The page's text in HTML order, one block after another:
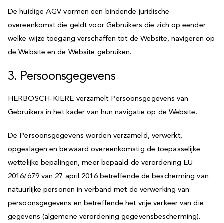
De huidige AGV vormen een bindende juridische
overeenkomst die geldt voor Gebruikers die zich op eender
welke wijze toegang verschaffen tot de Website, navigeren op
de Website en de Website gebruiken.
3. Persoonsgegevens
HERBOSCH-KIERE verzamelt Persoonsgegevens van
Gebruikers in het kader van hun navigatie op de Website.
De Persoonsgegevens worden verzameld, verwerkt,
opgeslagen en bewaard overeenkomstig de toepasselijke
wettelijke bepalingen, meer bepaald de verordening EU
2016/679 van 27 april 2016 betreffende de bescherming van
natuurlijke personen in verband met de verwerking van
persoonsgegevens en betreffende het vrije verkeer van die
gegevens (algemene verordening gegevensbescherming).